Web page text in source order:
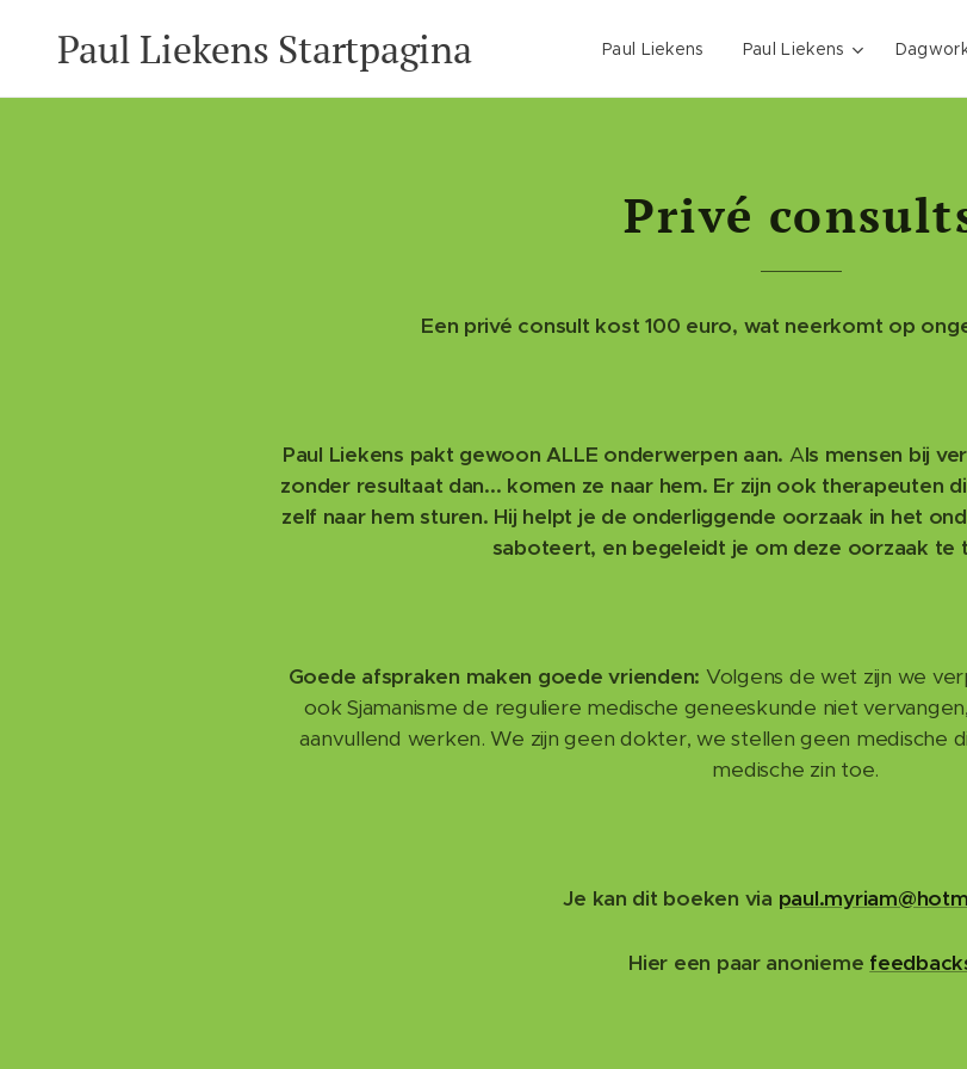
Paul Liekens Startpagina Paul Liekens Paul Liekens
Privé
Een privé consult kost 100 euro, wat neerkomt op
Paul Liekens pakt gewoon ALLE onderwerpen aan. Als mensen bij
zonder resultaat dan... komen ze naar hem. Er zijn ook therapeuten
zelf naar hem sturen. Hij helpt je de onderliggende oorzaak in het
saboteert, en begeleidt je om deze oorzaak te
Goede afspraken maken goede vrienden: Volgens de wet zijn we
ook Sjamanisme de reguliere medische geneeskunde niet
aanvullend werken. We zijn geen dokter, we stellen geen medische
medische zin toe.
Je kan dit boeken via
Hier een paar anonieme